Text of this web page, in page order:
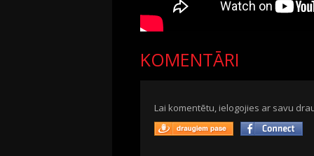
KOMENTĀRI
Lai komentētu, ielogojies ar savu